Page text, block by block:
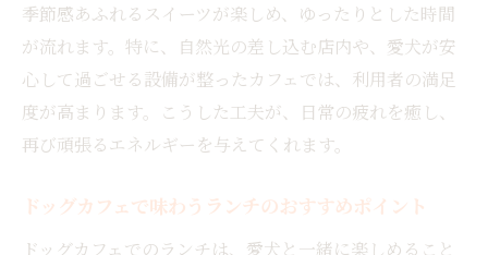
季節感あふれるスイーツが楽しめ、ゆったりとした時間
が流れます。特に、自然光の差し込む店内や、愛犬が安
心して過ごせる設備が整ったカフェでは、利用者の満足
度が高まります。こうした工夫が、日常の疲れを癒し、
再び頑張るエネルギーを与えてくれます。
ドッグカフェで味わうランチのおすすめポイント
ドッグカフェでのランチは、愛犬と一緒に楽しめること